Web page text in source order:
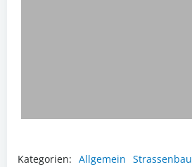
Kategorien: Allgemein Strassenbau